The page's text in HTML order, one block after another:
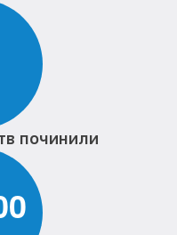
починили
0